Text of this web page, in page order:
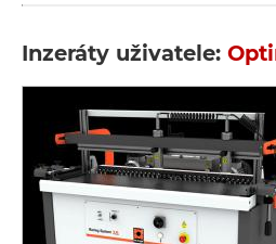
Inzeráty uživatele: